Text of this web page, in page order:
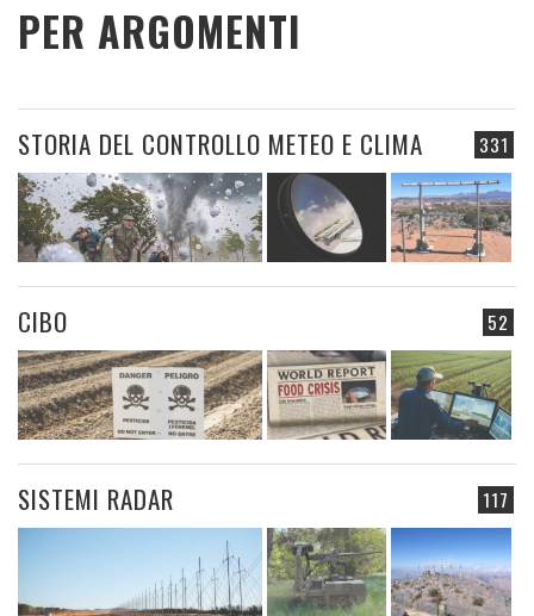
PER ARGOMENTI
331
STORIA DEL CONTROLLO METEO E CLIMA
52
CIBO
117
SISTEMI RADAR